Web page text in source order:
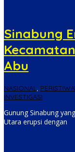
Sinabung
Abu
NASIONAL, PERISTIWA
INVESTIGASI
Gunung Sinabung
Utara erupsi dengan